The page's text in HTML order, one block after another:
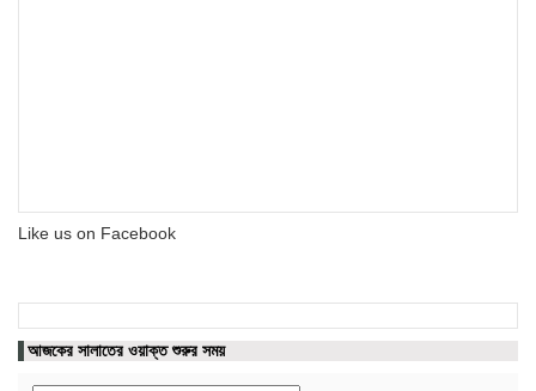
Like us on Facebook
আজকের সালাতের ওয়াক্ত শুরুর সময়